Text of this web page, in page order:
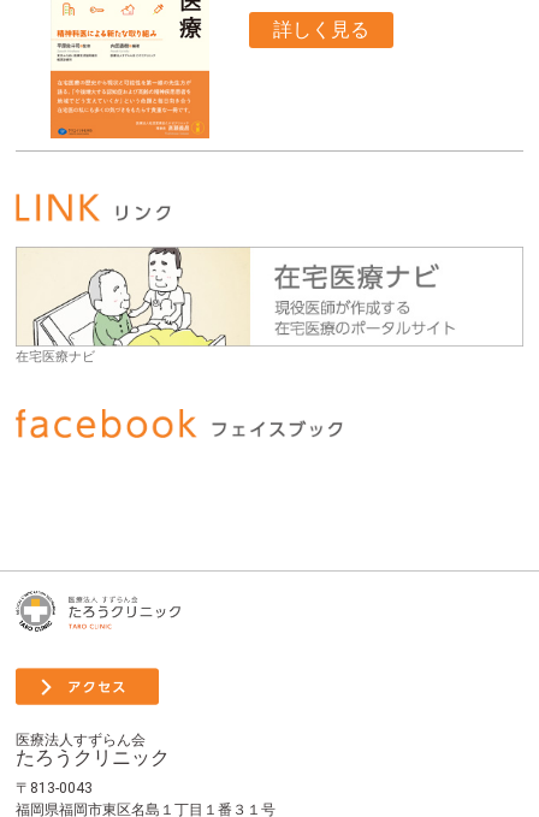
詳しく見る
在宅医療ナビ
医療法人すずらん会
たろうクリニック
〒813-0043
福岡県福岡市東区名島１丁目１番３１号